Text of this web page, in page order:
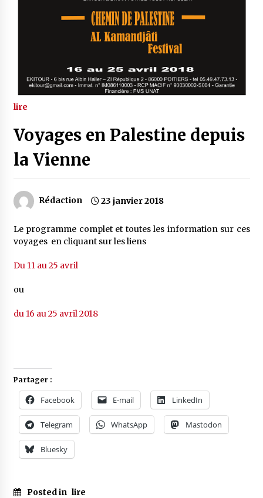
lire
Voyages en Palestine depuis
la Vienne
Rédaction 23 janvier 2018
Le programme complet et toutes les information sur ces
voyages en cliquant sur les liens
Du 11 au 25 avril
ou
du 16 au 25 avril 2018
Partager :
Facebook E-mail LinkedIn
Telegram WhatsApp Mastodon
Bluesky
Posted in lire